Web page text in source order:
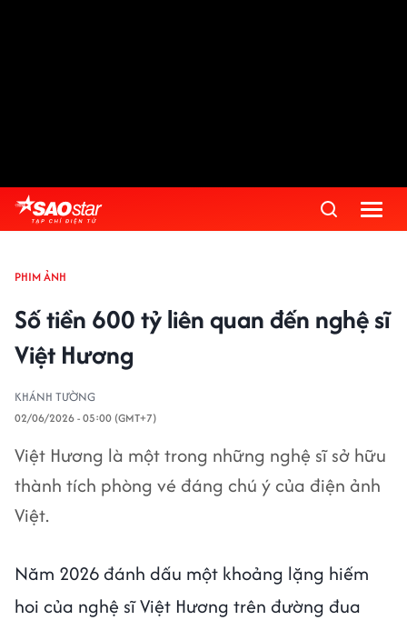
PHIM ẢNH
Số tiền 600 tỷ liên quan đến nghệ sĩ
Việt Hương
KHÁNH TƯỜNG
02/06/2026 - 05:00 (GMT+7)
Việt Hương là một trong những nghệ sĩ sở hữu
thành tích phòng vé đáng chú ý của điện ảnh
Việt.
Năm 2026 đánh dấu một khoảng lặng hiếm
hoi của nghệ sĩ Việt Hương trên đường đua